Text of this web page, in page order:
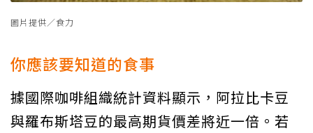
圖片提供／食力
你應該要知道的食事
據國際咖啡組織統計資料顯示，阿拉比卡豆
與羅布斯塔豆的最高期貨價差將近一倍。若